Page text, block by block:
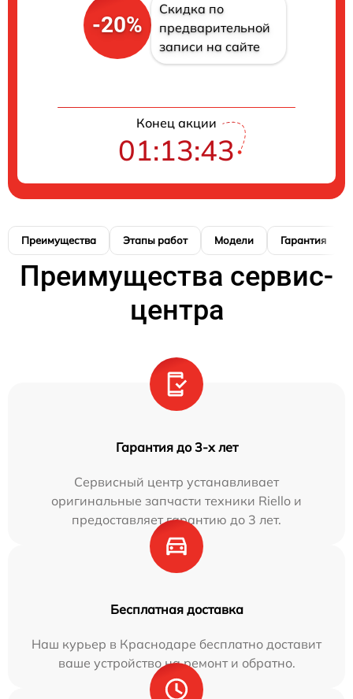
-20%
Скидка по
предварительной
записи на сайте
Конец акции
01:13:42
Преимущества Этапы работ Модели Гарантия
Преимущества сервис-
центра
Гарантия до 3-х лет
Сервисный центр устанавливает
оригинальные запчасти техники Riello и
предоставляет гарантию до 3 лет.
Бесплатная доставка
Наш курьер в Краснодаре бесплатно доставит
ваше устройство на ремонт и обратно.